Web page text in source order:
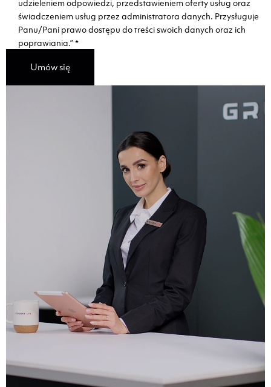
udzieleniem odpowiedzi, przedstawieniem oferty usług oraz
świadczeniem usług przez administratora danych. Przysługuje
Panu/Pani prawo dostępu do treści swoich danych oraz ich
poprawiania.” *
Umów się